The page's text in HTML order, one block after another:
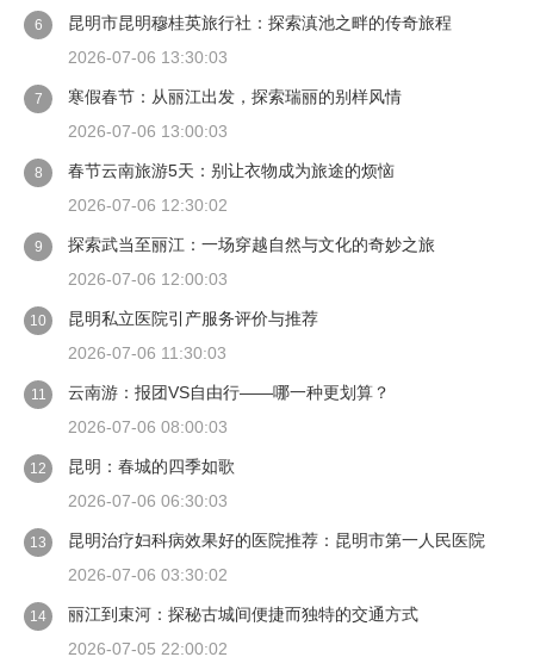
6
昆明市昆明穆桂英旅行社：探索滇池之畔的传奇旅程
2026-07-06 13:30:03
7
寒假春节：从丽江出发，探索瑞丽的别样风情
2026-07-06 13:00:03
8
春节云南旅游5天：别让衣物成为旅途的烦恼
2026-07-06 12:30:02
9
探索武当至丽江：一场穿越自然与文化的奇妙之旅
2026-07-06 12:00:03
10
昆明私立医院引产服务评价与推荐
2026-07-06 11:30:03
11
云南游：报团VS自由行——哪一种更划算？
2026-07-06 08:00:03
12
昆明：春城的四季如歌
2026-07-06 06:30:03
13
昆明治疗妇科病效果好的医院推荐：昆明市第一人民医院
2026-07-06 03:30:02
14
丽江到束河：探秘古城间便捷而独特的交通方式
2026-07-05 22:00:02